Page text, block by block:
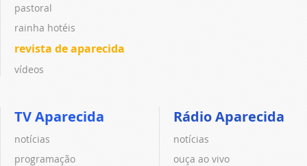
pastoral
rainha hotéis
revista de aparecida
vídeos
TV Aparecida
notícias
programação
Rádio Aparecida
notícias
ouça ao vivo